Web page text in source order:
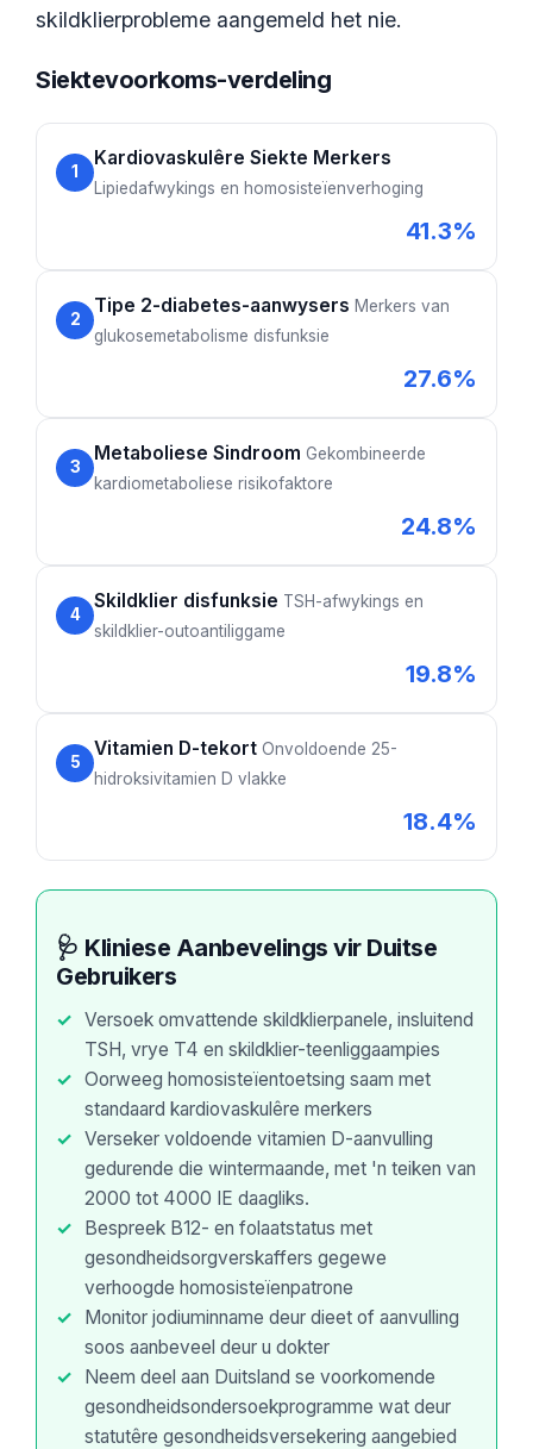
skildklierprobleme aangemeld het nie.
Siektevoorkoms-verdeling
1
Kardiovaskulêre Siekte Merkers
Lipiedafwykings en homosisteïenverhoging
41.3%
2
Tipe 2-diabetes-aanwysers Merkers van
glukosemetabolisme disfunksie
27.6%
3
Metaboliese Sindroom Gekombineerde
kardiometaboliese risikofaktore
24.8%
4
Skildklier disfunksie TSH-afwykings en
skildklier-outoantiliggame
19.8%
5
Vitamien D-tekort Onvoldoende 25-
hidroksivitamien D vlakke
18.4%
🩺 Kliniese Aanbevelings vir Duitse
Gebruikers
Versoek omvattende skildklierpanele, insluitend
TSH, vrye T4 en skildklier-teenliggaampies
Oorweeg homosisteïentoetsing saam met
standaard kardiovaskulêre merkers
Verseker voldoende vitamien D-aanvulling
gedurende die wintermaande, met 'n teiken van
2000 tot 4000 IE daagliks.
Bespreek B12- en folaatstatus met
gesondheidsorgverskaffers gegewe
verhoogde homosisteïenpatrone
Monitor jodiuminname deur dieet of aanvulling
soos aanbeveel deur u dokter
Neem deel aan Duitsland se voorkomende
gesondheidsondersoekprogramme wat deur
statutêre gesondheidsversekering aangebied
Eesti
Čeština
ქართული
Lietuvių kalba
Polski
한국어
Slovenščina
Magyar
Shqip
اردو
Tagalog
ไทย
ភាសាខ្មែរ
Kiswahili
O‘zbekcha
Català
سنڌي